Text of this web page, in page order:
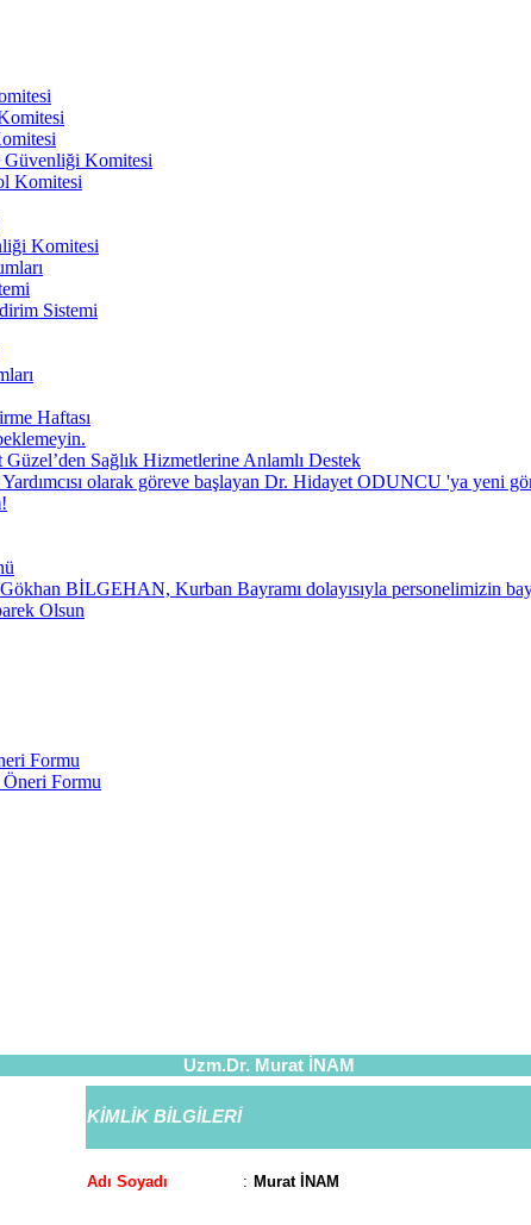
Güvenliği Komitesi
Komitesi
Komitesi
Sistemi
Haftası
Güzel’den Sağlık Hizmetlerine Anlamlı Destek
olarak göreve başlayan Dr. Hidayet ODUNCU 'ya yeni
BİLGEHAN, Kurban Bayramı dolayısıyla personelimizin
Olsun
Formu
Öneri Formu
Uzm.Dr. Murat İNAM
KİMLİK BİLGİLERİ
Adı Soyadı : Murat İNAM